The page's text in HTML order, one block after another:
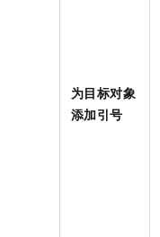
为目标对象
添加引号